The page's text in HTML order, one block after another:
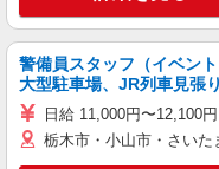
警備員スタッフ（イベント
大型駐車場、JR列車見張り
日給 11,000円〜12,100円
栃木市・小山市・さい